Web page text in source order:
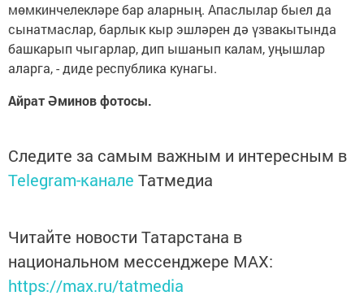
мөмкинчелекләре бар аларның. Апаслылар быел да
сынатмаслар, барлык кыр эшләрен дә үзвакытында
башкарып чыгарлар, дип ышанып калам, уңышлар
аларга, - диде республика кунагы.
Айрат Әминов фотосы.
Следите за самым важным и интересным в
Telegram-канале Татмедиа
Читайте новости Татарстана в
национальном мессенджере MАХ:
https://max.ru/tatmedia